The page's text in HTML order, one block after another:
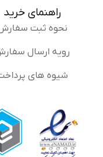
راهنمای خرید
نحوه ثبت سفارش
رویه ارسال سفارش
شیوه های پرداخت